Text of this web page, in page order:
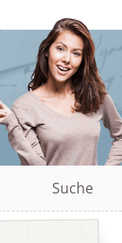
Suche